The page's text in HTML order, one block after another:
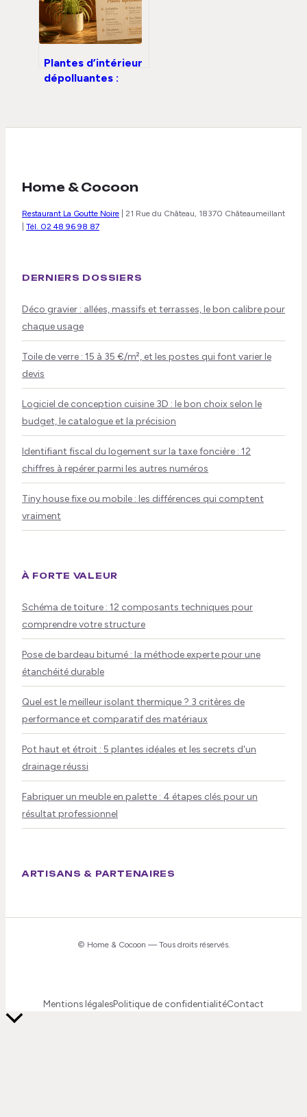
Plantes d’intérieur
dépolluantes :
Home & Cocoon
Restaurant La Goutte Noire
21 Rue du Château, 18370 Châteaumeillant
Tél. 02 48 96 98 87
DERNIERS DOSSIERS
Déco gravier : allées, massifs et terrasses, le bon calibre pour
chaque usage
Toile de verre : 15 à 35 €/m², et les postes qui font varier le
devis
Logiciel de conception cuisine 3D : le bon choix selon le
budget, le catalogue et la précision
Identifiant fiscal du logement sur la taxe foncière : 12
chiffres à repérer parmi les autres numéros
Tiny house fixe ou mobile : les différences qui comptent
vraiment
À FORTE VALEUR
Schéma de toiture : 12 composants techniques pour
comprendre votre structure
Pose de bardeau bitumé : la méthode experte pour une
étanchéité durable
Quel est le meilleur isolant thermique ? 3 critères de
performance et comparatif des matériaux
Pot haut et étroit : 5 plantes idéales et les secrets d'un
drainage réussi
Fabriquer un meuble en palette : 4 étapes clés pour un
résultat professionnel
ARTISANS & PARTENAIRES
© Home & Cocoon — Tous droits réservés.
Mentions légalesPolitique de confidentialitéContact